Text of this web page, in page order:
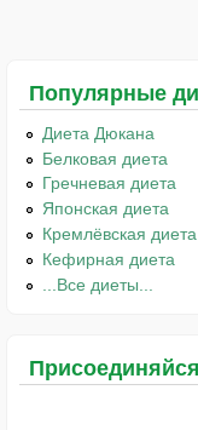
Популярные
Диета Дюкана
Белковая диета
Гречневая диета
Японская диета
Кремлёвская диета
Кефирная диета
...Все диеты...